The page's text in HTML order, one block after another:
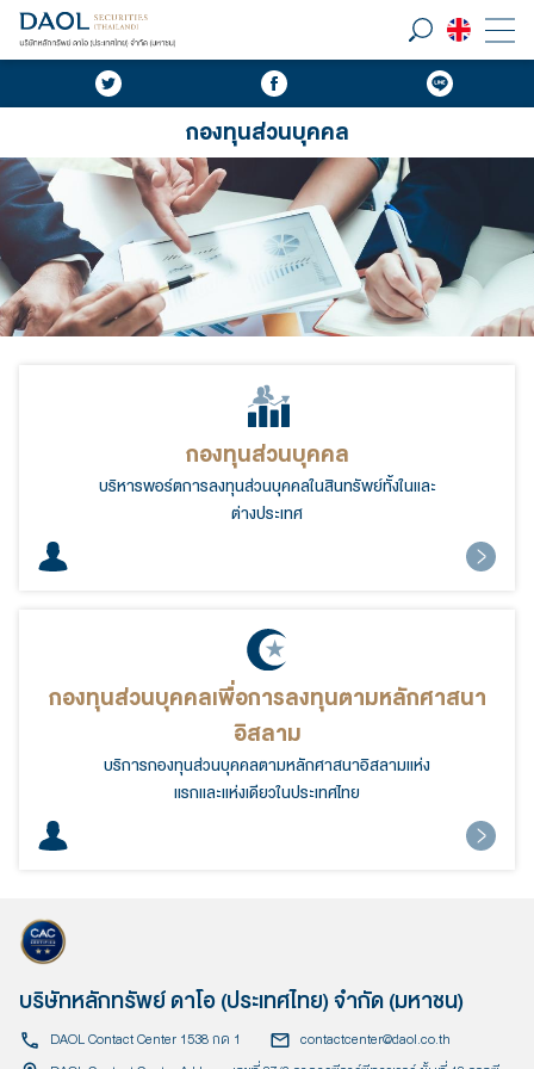
กองทุนส่วนบุคคล
กองทุนส่วนบุคคล
บริหารพอร์ตการลงทุนส่วนบุคคลในสินทรัพย์ทั้งในและ
ต่างประเทศ
กองทุนส่วนบุคคลเพื่อการลงทุนตามหลักศาสนา
อิสลาม
บริการกองทุนส่วนบุคคลตามหลักศาสนาอิสลามแห่ง
แรกและแห่งเดียวในประเทศไทย
บริษัทหลักทรัพย์ ดาโอ (ประเทศไทย) จำกัด (มหาชน)
DAOL Contact Center 1538 กด 1
contactcenter@daol.co.th